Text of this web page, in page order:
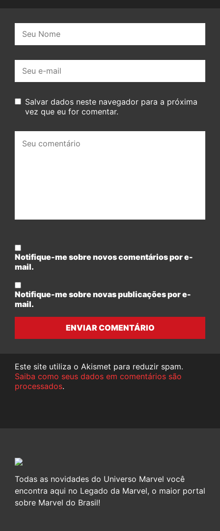
mail:
Salvar dados neste navegador para a próxima
vez que eu for comentar.
comentário:
Notifique-me sobre novos comentários por e-
mail.
Notifique-me sobre novas publicações por e-
mail.
ENVIAR COMENTÁRIO
Este site utiliza o Akismet para reduzir spam.
Saiba como seus dados em comentários são
processados.
Todas as novidades do Universo Marvel você
encontra aqui no Legado da Marvel, o maior portal
sobre Marvel do Brasil!